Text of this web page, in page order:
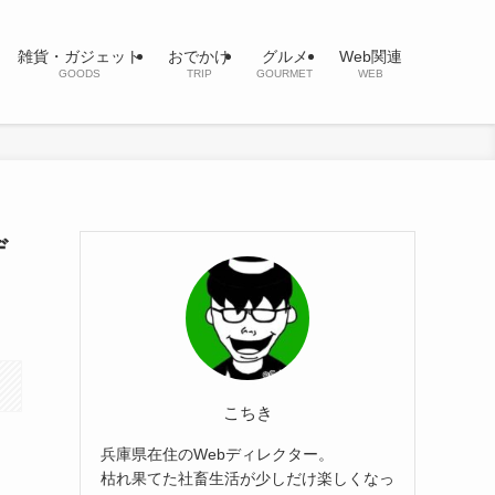
雑貨・ガジェット
GOODS
おでかけ
TRIP
グルメ
GOURMET
Web関連
WEB
こちき
兵庫県在住のWebディレクター。
枯れ果てた社畜生活が少しだけ楽しくなっ